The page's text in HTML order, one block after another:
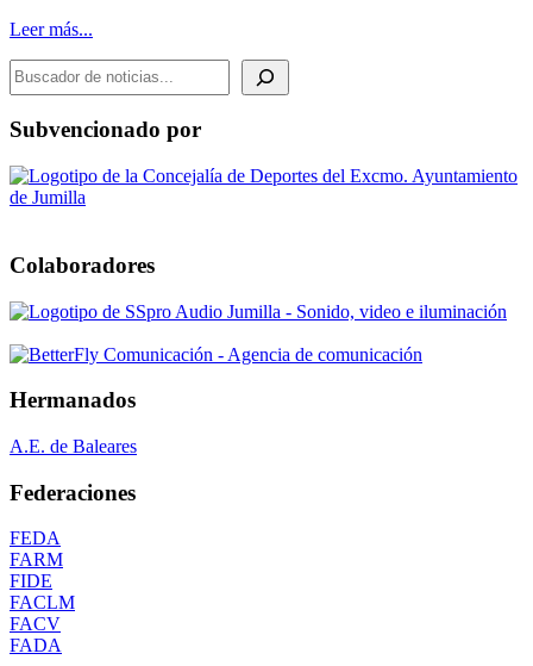
Leer más...
BUSCADOR DE NOTICIAS
Subvencionado por
Colaboradores
Hermanados
A.E. de Baleares
Federaciones
FEDA
FARM
FIDE
FACLM
FACV
FADA